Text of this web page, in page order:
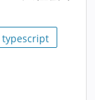
typescript